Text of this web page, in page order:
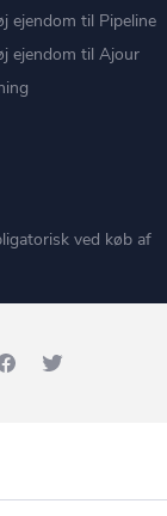
ejendom til Pipeline
ejendom til Ajour
ved køb af